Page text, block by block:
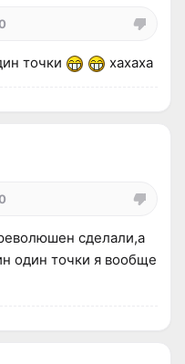
точки хахаха
сделали,а
один точки я вообще